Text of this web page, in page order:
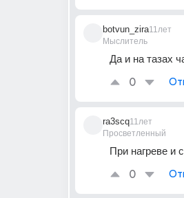
botvun_zira
Мыслитель
11лет
Да и на тазах
0
ra3scq
Просветленный
11лет
При нагреве и
0